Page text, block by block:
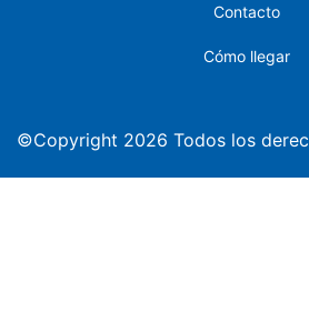
Contacto
Cómo llegar
©Copyright 2026 Todos los